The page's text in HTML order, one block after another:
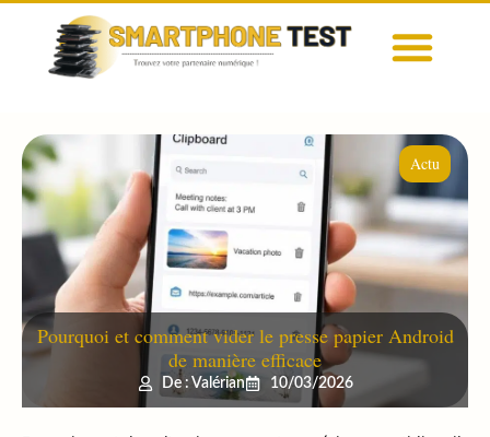
Pourquoi et comment vider le presse papier Android
de manière efficace
De : Valérian 10/03/2026
Actu